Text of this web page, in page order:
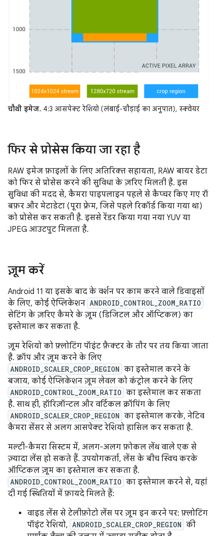
चौथी इमेज. 4:3 आसपेक्ट रेशियो (लंबाई-चौड़ाई का अनुपात), स्क्वेयर
फिर से प्रोसेस किया जा रहा है
RAW इमेज फ़ाइलों के लिए अतिरिक्त सहायता, RAW बायर डेटा
को फिर से प्रोसेस करने की सुविधा के ज़रिए मिलती है. इस
सुविधा की मदद से, कैमरा पाइपलाइन पहले से कैप्चर किए गए रॉ
बफ़र और मेटाडेटा (पूरा फ़्रेम, जिसे पहले रिकॉर्ड किया गया था)
को प्रोसेस कर सकती है. इससे रेंडर किया गया नया YUV या
JPEG आउटपुट मिलता है.
ज़ूम करें
Android 11 या इसके बाद के वर्शन पर काम करने वाले डिवाइसों
के लिए, कोई ऐप्लिकेशन ANDROID_CONTROL_ZOOM_RATIO
सेटिंग के ज़रिए कैमरे के ज़ूम (डिजिटल और ऑप्टिकल) का
इस्तेमाल कर सकता है.
ज़ूम रेशियो को फ़्लोटिंग पॉइंट फ़ैक्टर के तौर पर तय किया जाता
है. क्रॉप और ज़ूम करने के लिए
ANDROID_SCALER_CROP_REGION का इस्तेमाल करने के
बजाय, कोई ऐप्लिकेशन ज़ूम लेवल को कंट्रोल करने के लिए
ANDROID_CONTROL_ZOOM_RATIO का इस्तेमाल कर सकता
है. साथ ही, हॉरिज़ॉन्टल और वर्टिकल क्रॉपिंग के लिए
ANDROID_SCALER_CROP_REGION का इस्तेमाल करके, नेटिव
कैमरा सेंसर से अलग आसपेक्ट रेशियो हासिल कर सकता है.
मल्टी-कैमरा सिस्टम में, अलग-अलग फ़ोकल लेंथ वाले एक से
ज़्यादा लेंस हो सकते हैं. उपयोगकर्ता, लेंस के बीच स्विच करके
ऑप्टिकल ज़ूम का इस्तेमाल कर सकता है.
ANDROID_CONTROL_ZOOM_RATIO का इस्तेमाल करने से, यहां
दी गई स्थितियों में फ़ायदे मिलते हैं:
वाइड लेंस से टेलीफ़ोटो लेंस पर ज़ूम इन करने पर: फ़्लोटिंग
पॉइंट रेशियो, ANDROID_SCALER_CROP_REGION की